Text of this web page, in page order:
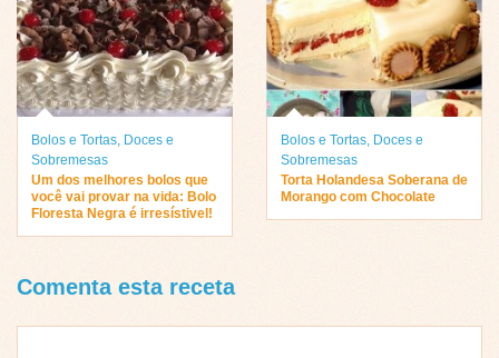
Bolos e Tortas, Doces e
Sobremesas
Um dos melhores bolos que
você vai provar na vida: Bolo
Floresta Negra é irresístivel!
Bolos e Tortas, Doces e
Sobremesas
Torta Holandesa Soberana de
Morango com Chocolate
Comenta esta receta